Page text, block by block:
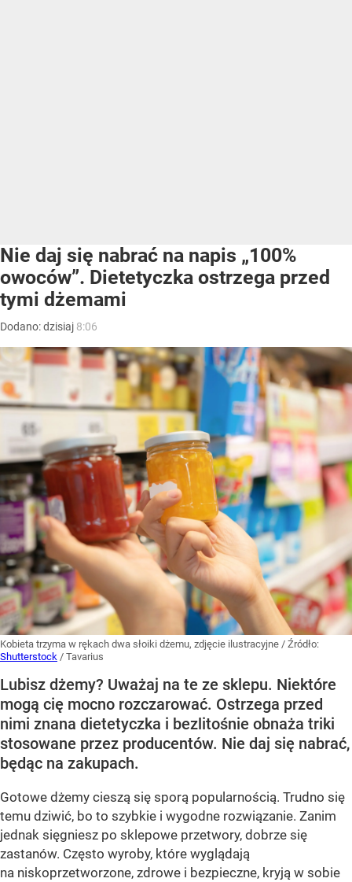
Nie daj się nabrać na napis „100%
owoców”. Dietetyczka ostrzega przed
tymi dżemami
Dodano:dzisiaj 8:06
Kobieta trzyma w rękach dwa słoiki dżemu, zdjęcie ilustracyjne / Źródło:
Shutterstock / Tavarius
Lubisz dżemy? Uważaj na te ze sklepu. Niektóre
mogą cię mocno rozczarować. Ostrzega przed
nimi znana dietetyczka i bezlitośnie obnaża triki
stosowane przez producentów. Nie daj się nabrać,
będąc na zakupach.
Gotowe dżemy cieszą się sporą popularnością. Trudno się
temu dziwić, bo to szybkie i wygodne rozwiązanie. Zanim
jednak sięgniesz po sklepowe przetwory, dobrze się
zastanów. Często wyroby, które wyglądają
na niskoprzetworzone, zdrowe i bezpieczne, kryją w sobie